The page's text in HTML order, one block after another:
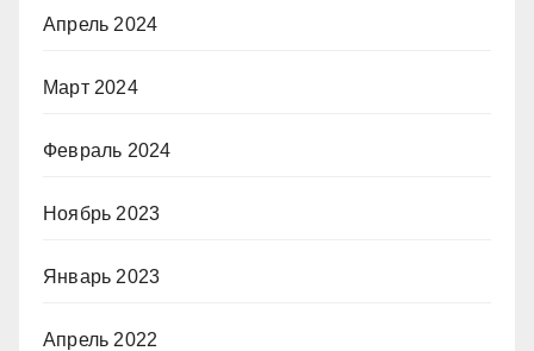
Апрель 2024
Март 2024
Февраль 2024
Ноябрь 2023
Январь 2023
Апрель 2022